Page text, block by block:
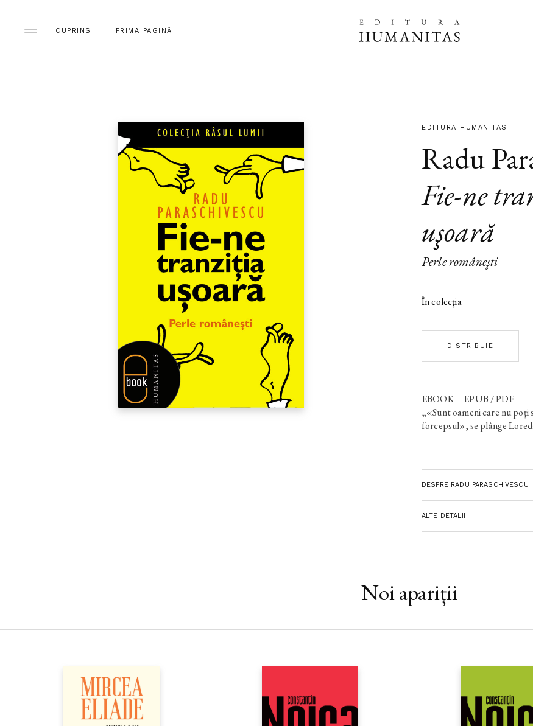
CUPRINS PRIMA PAGINĂ
EDITURA HUMANITAS
Radu
Fie-ne
uşoară
Perle româneşti
În colecția
DISTRIBUIE
EBOOK – EPUB / PDF
„«Sunt oameni care nu poţi
forcepsul», se plânge
DESPRE RADU PARASCHIVESCU
ALTE DETALII
Noi apariții